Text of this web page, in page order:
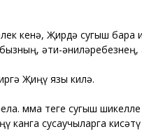
элек кенә, Җирдә сугыш
әти-
Җиңү язы килә.
Әмма теге сугыш
канга сусаучыларга